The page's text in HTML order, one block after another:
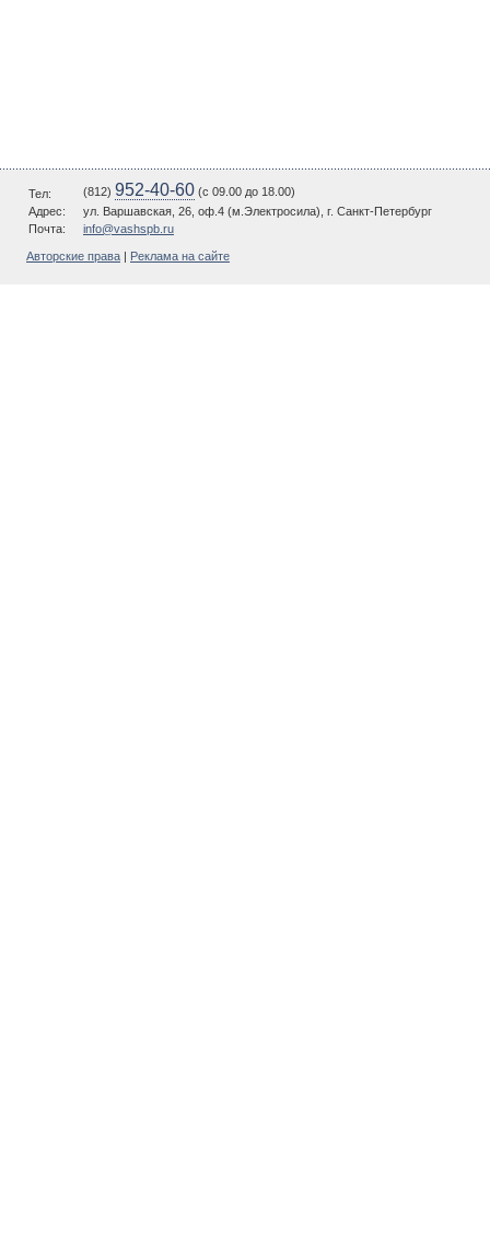
Тел: (812) 952-40-60 (c 09.00 до 18.00)
Адрес:
ул. Варшавская, 26, оф.4 (м.Электросила), г. Санкт-Петербург
Почта:
info@vashspb.ru
Авторские права Реклама на сайте